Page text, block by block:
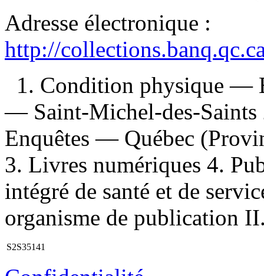
Adresse électronique :
http://
1. Condition physique —
— Saint-Michel-des-
Enquêtes — Québec
3. Livres numériques 4.
intégré de santé et de
organisme de publication
S2S35141